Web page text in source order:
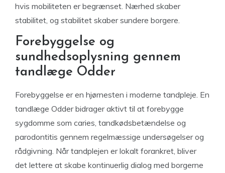
hvis mobiliteten er begrænset. Nærhed skaber
stabilitet, og stabilitet skaber sundere borgere.
Forebyggelse og
sundhedsoplysning gennem
tandlæge Odder
Forebyggelse er en hjørnesten i moderne tandpleje. En
tandlæge Odder bidrager aktivt til at forebygge
sygdomme som caries, tandkødsbetændelse og
parodontitis gennem regelmæssige undersøgelser og
rådgivning. Når tandplejen er lokalt forankret, bliver
det lettere at skabe kontinuerlig dialog med borgerne